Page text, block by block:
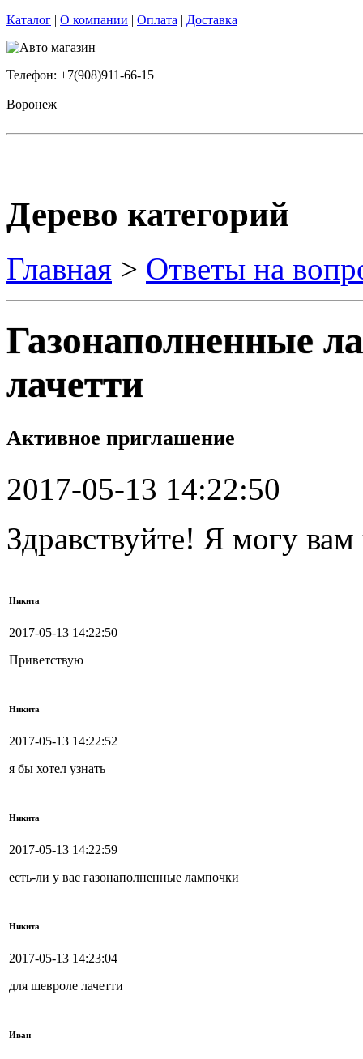
Каталог | О компании | Оплата | Доставка
Телефон: +7(908)911-66-15
Воронеж
Дерево категорий
Главная > Ответы на
Газонаполненные
лачетти
Активное приглашение
2017-05-13 14:22:50
Здравствуйте! Я могу
Никита
2017-05-13 14:22:50
Приветствую
Никита
2017-05-13 14:22:52
я бы хотел узнать
Никита
2017-05-13 14:22:59
есть-ли у вас газонаполненные лампочки
Никита
2017-05-13 14:23:04
для шевроле лачетти
Иван